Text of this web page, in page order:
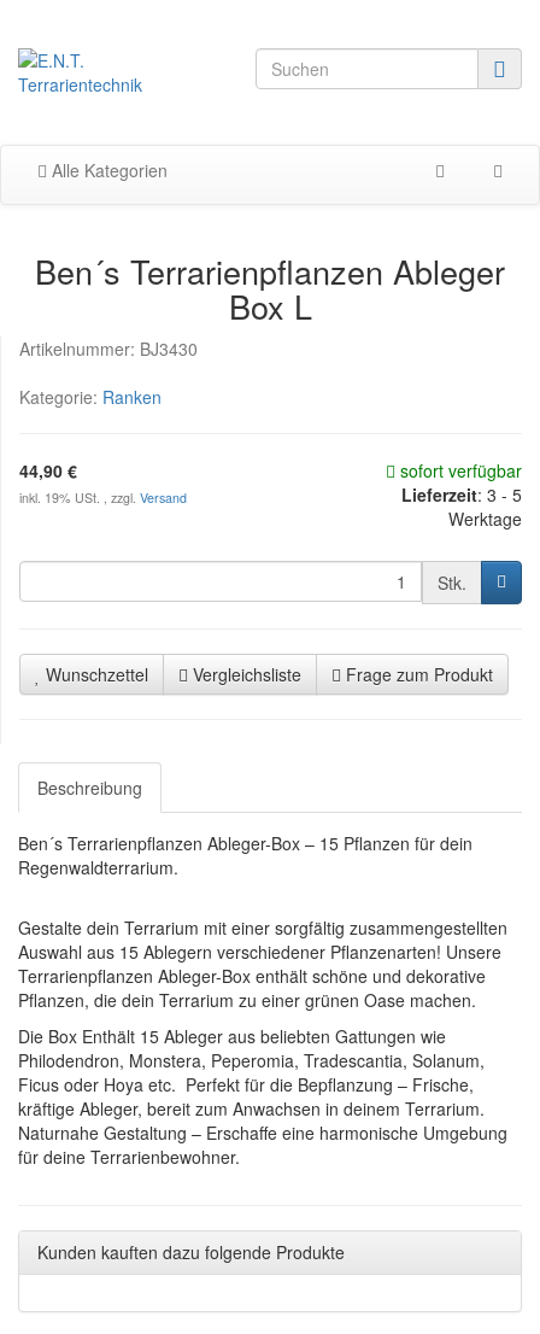
Alle Kategorien
Ben´s Terrarienpflanzen Ableger
Box L
Artikelnummer: BJ3430
Kategorie: Ranken
44,90 €
inkl. 19% USt. , zzgl. Versand
sofort verfügbar
Lieferzeit: 3 - 5
Werktage
Stk.
Wunschzettel Vergleichsliste Frage zum Produkt
Beschreibung
Ben´s Terrarienpflanzen Ableger-Box – 15 Pflanzen für dein
Regenwaldterrarium.
Gestalte dein Terrarium mit einer sorgfältig zusammengestellten
Auswahl aus 15 Ablegern verschiedener Pflanzenarten! Unsere
Terrarienpflanzen Ableger-Box enthält schöne und dekorative
Pflanzen, die dein Terrarium zu einer grünen Oase machen.
Die Box Enthält 15 Ableger aus beliebten Gattungen wie
Philodendron, Monstera, Peperomia, Tradescantia, Solanum,
Ficus oder Hoya etc. Perfekt für die Bepflanzung – Frische,
kräftige Ableger, bereit zum Anwachsen in deinem Terrarium.
Naturnahe Gestaltung – Erschaffe eine harmonische Umgebung
für deine Terrarienbewohner.
Kunden kauften dazu folgende Produkte